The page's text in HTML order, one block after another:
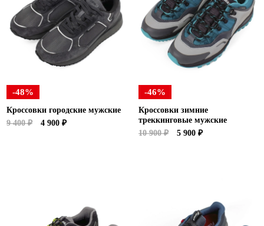
-48%
Кроссовки городские мужские
9 400 ₽
4 900 ₽
-46%
Кроссовки зимние
треккинговые мужские
10 900 ₽
5 900 ₽